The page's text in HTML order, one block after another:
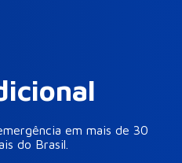
em mais de 30
do Brasil.